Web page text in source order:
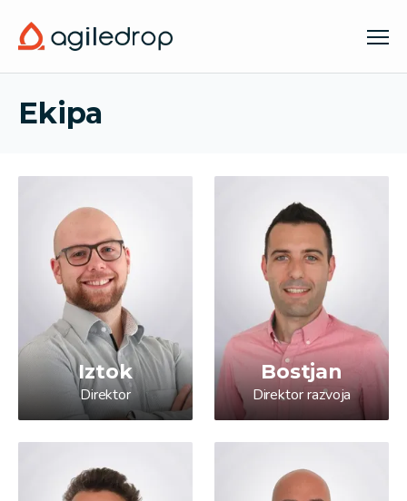
Ekipa
Ekipa
Iztok
Direktor
Bostjan
Direktor razvoja